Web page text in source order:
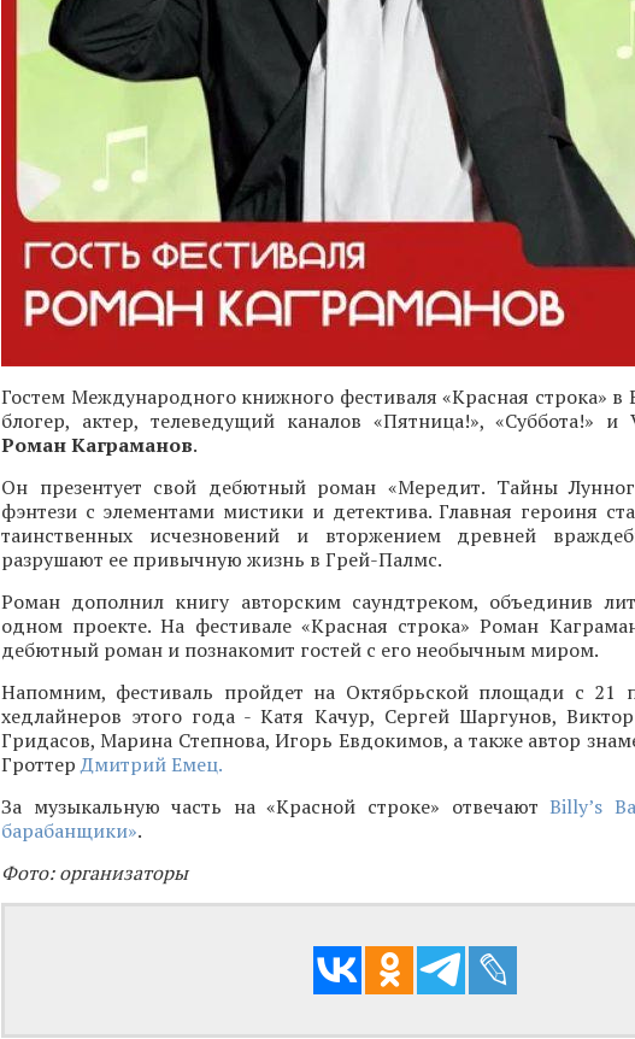
Гостем Международного книжного фестиваля «Красная строка» в
блогер, актер, телеведущий каналов «Пятница!», «Суббота!»
Роман Каграманов.
Он презентует свой дебютный роман «Мередит. Тайны
фэнтези с элементами мистики и детектива. Главная героиня
таинственных исчезновений и вторжением древней
разрушают ее привычную жизнь в Грей-Палмс.
Роман дополнил книгу авторским саундтреком, объединив
одном проекте. На фестивале «Красная строка» Роман
дебютный роман и познакомит гостей с его необычным миром.
Напомним, фестиваль пройдет на Октябрьской площади с 21
хедлайнеров этого года - Катя Качур, Сергей Шаргунов,
Гридасов, Марина Степнова, Игорь Евдокимов, а также автор
ГроттерДмитрий Емец.
За музыкальную часть на «Красной строке» отвечаютBilly’s
барабанщики».
Фото: организаторы